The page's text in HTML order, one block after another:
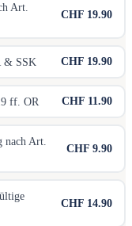
Art.
CHF 19.90
& SSK CHF 19.90
ff. OR CHF 11.90
nach Art.
CHF 9.90
CHF 14.90